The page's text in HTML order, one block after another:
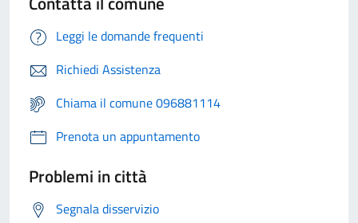
Leggi le domande frequenti
Richiedi Assistenza
Chiama il comune 096881114
Prenota un appuntamento
Problemi in città
Segnala disservizio